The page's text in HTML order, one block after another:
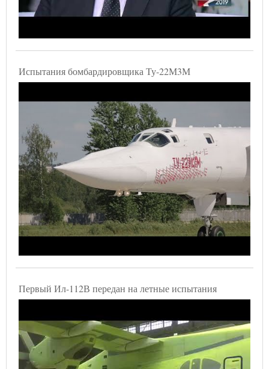
Испытания бомбардировщика Ту-22М3М
Первый Ил-112В передан на летные испытания